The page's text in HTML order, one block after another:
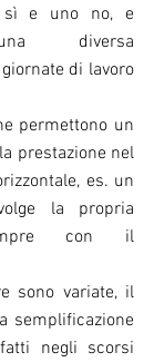
sì e uno no, e
diversa
di lavoro
permettono un
prestazione nel
es. un
la propria
con il
sono variate, il
semplificazione
negli scorsi